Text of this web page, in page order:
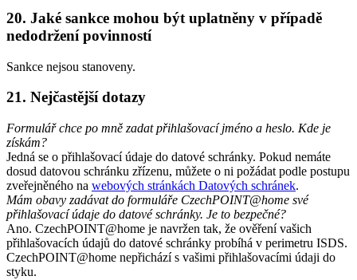
20. Jaké sankce mohou být uplatněny v případě
nedodržení povinností
Sankce nejsou stanoveny.
21. Nejčastější dotazy
Formulář chce po mně zadat přihlašovací jméno a heslo. Kde je
získám?
Jedná se o přihlašovací údaje do datové schránky. Pokud nemáte
dosud datovou schránku zřízenu, můžete o ni požádat podle postupu
zveřejněného na webových stránkách Datových schránek.
Mám obavy zadávat do formuláře CzechPOINT@home své
přihlašovací údaje do datové schránky. Je to bezpečné?
Ano. CzechPOINT@home je navržen tak, že ověření vašich
přihlašovacích údajů do datové schránky probíhá v perimetru ISDS.
CzechPOINT@home nepřichází s vašimi přihlašovacími údaji do
styku.